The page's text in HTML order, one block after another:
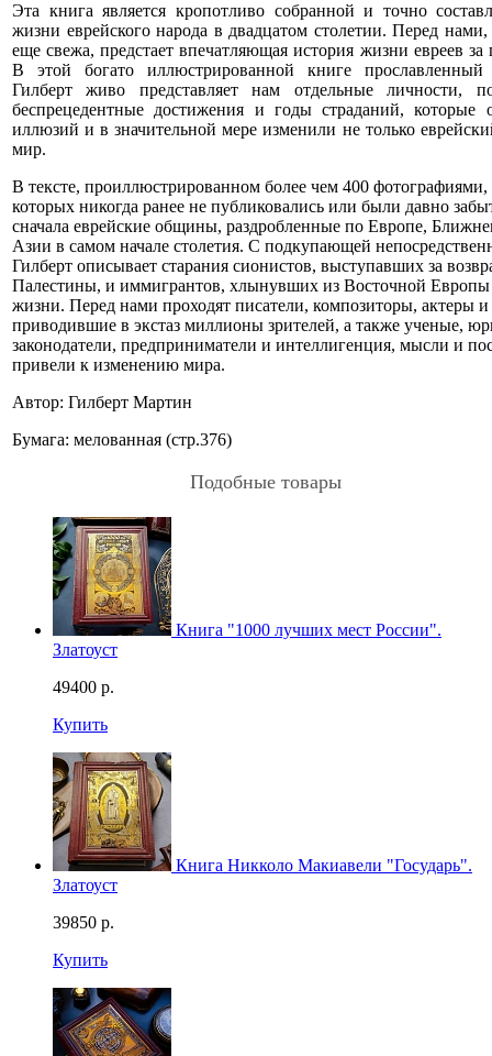
Эта книга является кропотливо собранной и точно
жизни еврейского народа в двадцатом столетии. Перед
еще свежа, предстает впечатляющая история жизни евреев за
В этой богато иллюстрированной книге
Гилберт живо представляет нам отдельные личности,
беспрецедентные достижения и годы страданий, которые
иллюзий и в значительной мере изменили не только
мир.
В тексте, проиллюстрированном более чем 400 фотографиями,
которых никогда ранее не публиковались или были давно
сначала еврейские общины, раздробленные по Европе,
Азии в самом начале столетия. С подкупающей
Гилберт описывает старания сионистов, выступавших за
Палестины, и иммигрантов, хлынувших из Восточной
жизни. Перед нами проходят писатели, композиторы, актеры
приводившие в экстаз миллионы зрителей, а также ученые,
законодатели, предприниматели и интеллигенция, мысли и
привели к изменению мира.
Автор: Гилберт Мартин
Бумага: мелованная (стр.376)
Подобные товары
Книга "1000 лучших мест России".
Златоуст
49400 р.
Купить
Книга Никколо Макиавели "Государь".
Златоуст
39850 р.
Купить